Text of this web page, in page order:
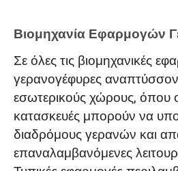
Βιομηχανία Εφαρμογών
Σε όλες τις βιομηχανικές
γερανογέφυρες
εσωτερικούς χώρους, όπου
κατασκευές μπορούν να
διαδρόμους γερανών και
επαναλαμβανόμενες